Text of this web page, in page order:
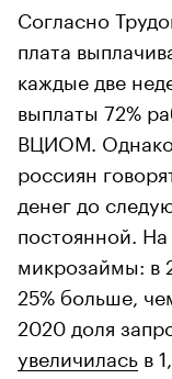
Согласно
плата
каждые две
выплаты 72%
ВЦИОМ. Однако
россиян
денег до
постоянной.
микрозаймы: в
25% больше,
2020 доля
увеличилась в